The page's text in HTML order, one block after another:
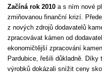
Začíná rok 2010 a s ním nové
zmiňovanou finanční krizí.
z nových zdrojů dodavatelů
zpracovávat kámen od
ekonomičtější zpracování
Pardubice, řešili důkladně.
výrobků dokázali snížit ceny